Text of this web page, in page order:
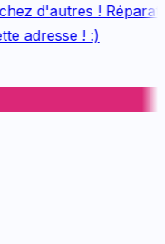
d'autres !
adresse ! :)